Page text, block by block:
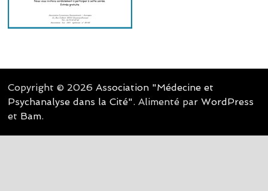
Copyright © 2026 Association "Médecine et
Psychanalyse dans la Cité". Alimenté par WordPress
et Bam.